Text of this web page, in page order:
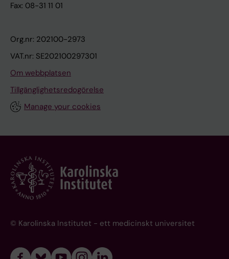
Fax: 08-31 11 01
Org.nr: 202100-2973
VAT.nr: SE202100297301
Om webbplatsen
Tillgänglighetsredogörelse
Manage your cookies
© Karolinska Institutet - ett medicinskt universitet